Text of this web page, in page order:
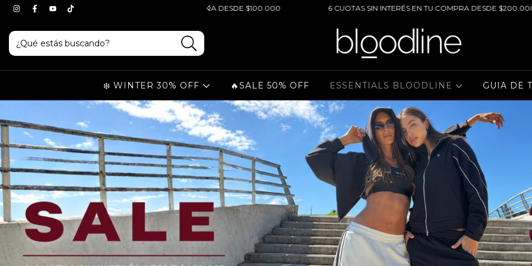
EN TU COMPRA DESDE $100.000 6 CUOTAS SIN INTERÉS EN TU COMPRA DESDE $200.000 20% OFF EXCLUSIVO
❄️ WINTER 30% OFF 🔥SALE 50% OFF ESSENTIALS BLOODLINE GUIA DE